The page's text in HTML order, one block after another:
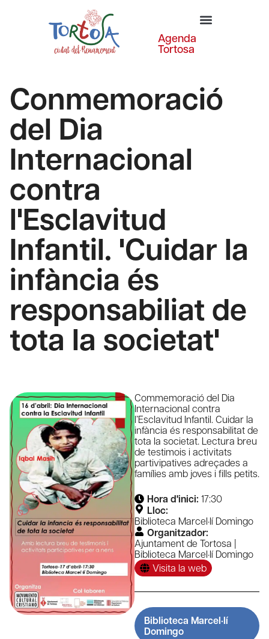
Agenda
Tortosa
Conmemoració
del Dia
Internacional
contra
l'Esclavitud
Infantil. 'Cuidar la
infància és
responsabiliat de
tota la societat'
Commemoració del Dia
Internacional contra
l’Esclavitud Infantil. Cuidar la
infància és responsabilitat de
tota la societat. Lectura breu
de testimois i activitats
partivipatives adreçades a
famílies amb joves i fills petits.
Hora d'inici: 17:30
Lloc:
Biblioteca Marcel·lí Domingo
Organitzador:
Ajuntament de Tortosa |
Biblioteca Marcel·lí Domingo
Visita la web
Biblioteca Marcel·lí
Domingo